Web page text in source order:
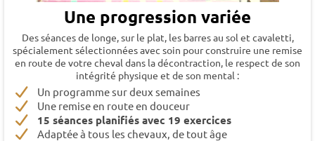
Une progression variée
Des séances de longe, sur le plat, les barres au sol et cavaletti,
spécialement sélectionnées avec soin pour construire une remise
en route de votre cheval dans la décontraction, le respect de son
intégrité physique et de son mental :
Un programme sur deux semaines
Une remise en route en douceur
15 séances planifiés avec 19 exercices
Adaptée à tous les chevaux, de tout âge